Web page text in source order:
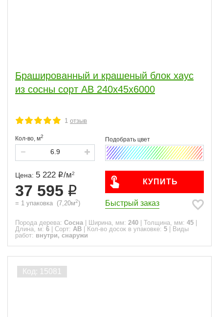
Брашированный и крашеный блок хаус
из сосны сорт АВ 240х45х6000
1 отзыв
Кол-во, м2
Цена: 5 222 /м2
37 595
= 1 упаковка (7,20м2)
КУПИТЬ
Быстрый заказ
Порода дерева: Сосна Ширина, мм: 240 Толщина, мм: 45
Длина, м: 6 Сорт: АВ Кол-во досок в упаковке: 5
Виды
работ: внутри, снаружи